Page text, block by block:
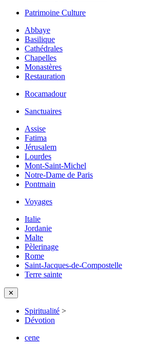
Patrimoine Culture
Abbaye
Basilique
Cathédrales
Chapelles
Monastères
Restauration
Rocamadour
Sanctuaires
Assise
Fatima
Jérusalem
Lourdes
Mont-Saint-Michel
Notre-Dame de Paris
Pontmain
Voyages
Italie
Jordanie
Malte
Pèlerinage
Rome
Saint-Jacques-de-Compostelle
Terre sainte
✕
Spiritualité >
Dévotion
cene